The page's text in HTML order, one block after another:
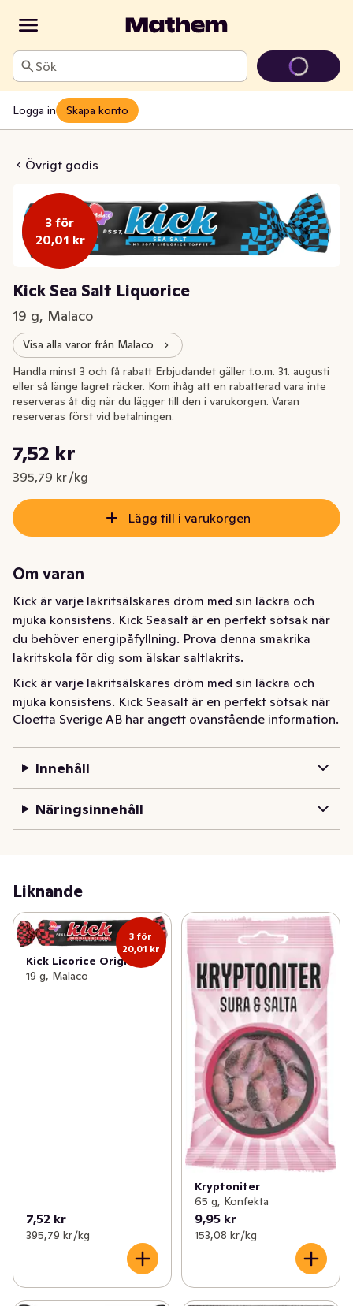
Sök
Logga in Skapa konto
Övrigt godis
Salt Liquorice
3 för
20,01 kr
Kick Sea Salt Liquorice
19 g, Malaco
Visa alla varor från Malaco
Nuvarande pris är: 7,52 kr
7,52 kr
395,79 kr /kg
Styckpris: 395,79 kr /kg
Handla minst 3 och få rabatt Erbjudandet gäller t.o.m. 31. augusti
eller så länge lagret räcker. Kom ihåg att en rabatterad vara inte
reserveras åt dig när du lägger till den i varukorgen. Varan
reserveras först vid betalningen.
Lägg till i varukorgen
Om varan
Kick är varje lakritsälskares dröm med sin läckra och
mjuka konsistens. Kick Seasalt är en perfekt sötsak när
du behöver energipåfyllning. Prova denna smakrika
lakritskola för dig som älskar saltlakrits.
Kick är varje lakritsälskares dröm med sin läckra och
mjuka konsistens. Kick Seasalt är en perfekt sötsak när
du behöver energipåfyllning. Prova denna smakrika
Cloetta Sverige AB har angett ovanstående information.
Innehåll
Näringsinnehåll
Liknande
3 för
20,01 kr
Kick Licorice Original
19 g, Malaco
7,52 kr
395,79 kr /kg
Kryptoniter
65 g, Konfekta
9,95 kr
153,08 kr /kg